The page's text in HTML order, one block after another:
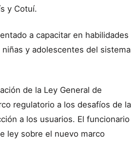
y Cotuí.
a capacitar en habilidades
y adolescentes del sistema
de la Ley General de
regulatorio a los desafíos de la
a los usuarios. El funcionario
ley sobre el nuevo marco